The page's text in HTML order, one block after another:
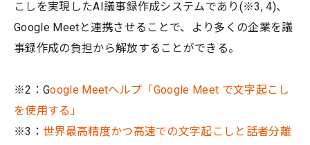
こしを実現したAI議事録作成システムであり(※3, 4)、
Google Meetと連携させることで、より多くの企業を議
事録作成の負担から解放することができる。
※2：Google Meetヘルプ「Google Meet で文字起こし
を使用する」
※3： 世界最高精度かつ高速での文字起こしと話者分離